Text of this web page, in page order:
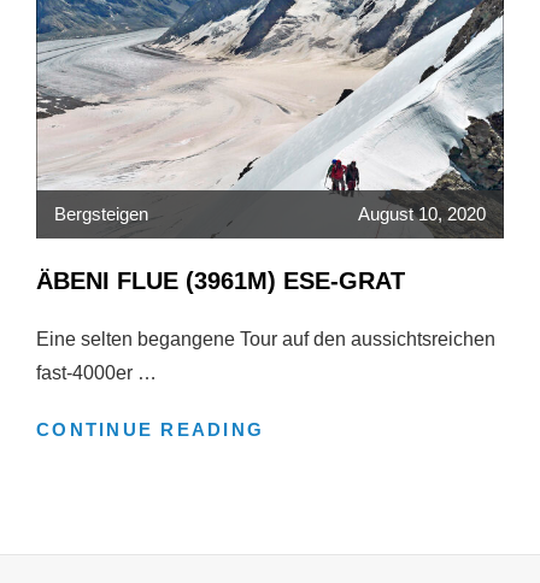
Bergsteigen August 10, 2020
ÄBENI FLUE (3961M) ESE-GRAT
Eine selten begangene Tour auf den aussichtsreichen
fast-4000er …
CONTINUE READING
GRAT